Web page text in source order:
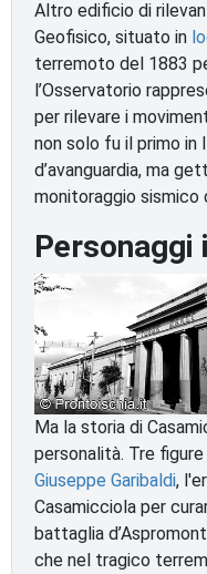
Altro edificio di
Geofisico, situato in
terremoto del 1883
l’Osservatorio
per rilevare i
non solo fu il primo
d’avanguardia, ma
monitoraggio
Ma la storia di
personalità. Tre
Giuseppe Garibaldi,
Casamicciola per
battaglia
che nel tragico